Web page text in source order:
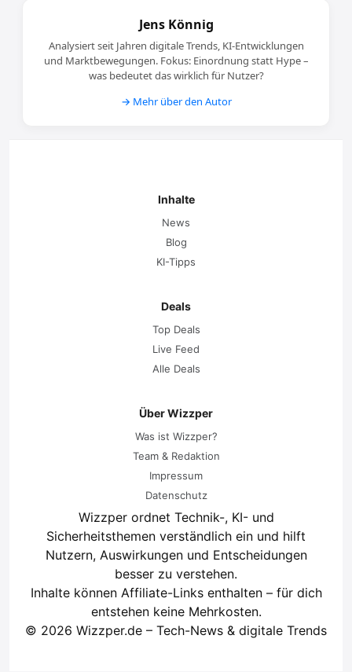
Jens Könnig
Analysiert seit Jahren digitale Trends, KI-Entwicklungen
und Marktbewegungen. Fokus: Einordnung statt Hype –
was bedeutet das wirklich für Nutzer?
→ Mehr über den Autor
Inhalte
News
Blog
KI-Tipps
Deals
Top Deals
Live Feed
Alle Deals
Über Wizzper
Was ist Wizzper?
Team & Redaktion
Impressum
Datenschutz
Wizzper ordnet Technik-, KI- und
Sicherheitsthemen verständlich ein und hilft
Nutzern, Auswirkungen und Entscheidungen
besser zu verstehen.
Inhalte können Affiliate-Links enthalten – für dich
entstehen keine Mehrkosten.
© 2026 Wizzper.de – Tech-News & digitale Trends